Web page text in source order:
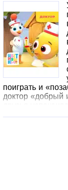
поиграть и
доктор «добрый
друзья